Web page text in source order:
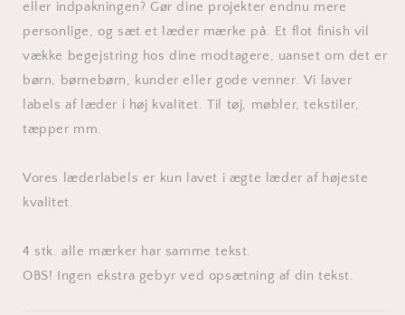
eller indpakningen? Gør dine projekter endnu mere
personlige, og sæt et læder mærke på. Et flot finish vil
vække begejstring hos dine modtagere, uanset om det er
børn, børnebørn, kunder eller gode venner. Vi laver
labels af læder i høj kvalitet. Til tøj, møbler, tekstiler,
tæpper mm.
Vores læderlabels er kun lavet i ægte læder af højeste
kvalitet.
4 stk. alle mærker har samme tekst.
OBS! Ingen ekstra gebyr ved opsætning af din tekst.